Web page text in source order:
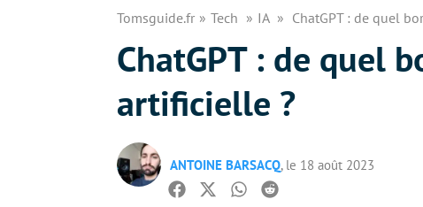
Tomsguide.fr Tech IA ChatGPT : de quel
ChatGPT : de quel
artificielle ?
ANTOINE BARSACQ, le 18 août 2023
Facebook
TwitterWhatsapp
Reddit